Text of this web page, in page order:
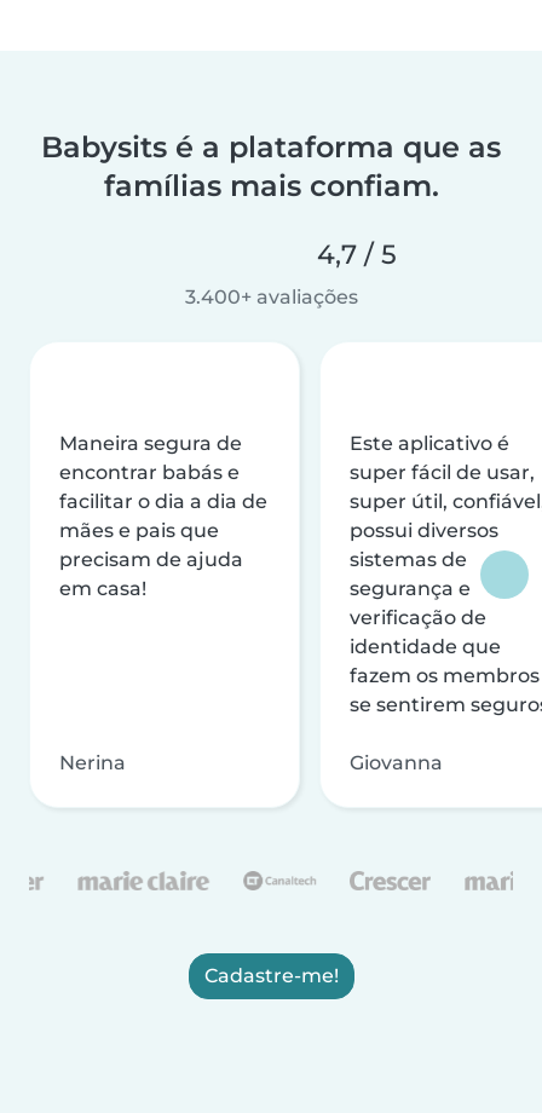
Babysits é a plataforma que as
famílias mais confiam.
4,7 / 5
3.400+ avaliações
Maneira segura de
encontrar babás e
facilitar o dia a dia de
mães e pais que
precisam de ajuda
em casa!
Nerina
Este aplicativo é
super fácil de usar,
super útil,
possui diversos
sistemas de
segurança e
verificação de
identidade que
fazem os membros
se sentirem
Giovanna
Cadastre-me!